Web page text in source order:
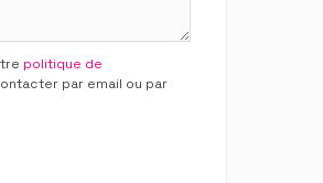
politique de
par email ou par